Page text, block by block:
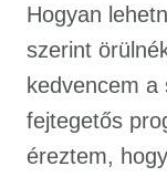
Hogyan
szerint
kedvencem
fejtegetős
éreztem,